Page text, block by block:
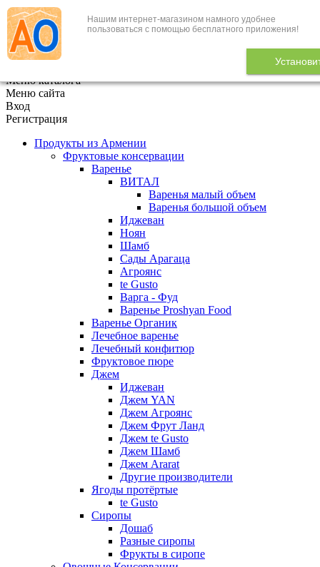
Нашим интернет-магазином намного удобнее
пользоваться с помощью бесплатного приложения!
+7 (495) 646-888-1
В корзине 0
Меню каталога
Меню сайта
Вход
Регистрация
Продукты из Армении
Фруктовые консервации
Варенье
ВИТАЛ
Варенья малый объем
Варенья большой объем
Иджеван
Ноян
Шамб
Сады Арагаца
Агроянс
te Gusto
Варга - Фуд
Варенье Proshyan Food
Варенье Органик
Лечебное варенье
Лечебный конфитюр
Фруктовое пюре
Джем
Иджеван
Джем YAN
Джем Агроянс
Джем Фрут Ланд
Джем te Gusto
Джем Шамб
Джем Ararat
Другие производители
Ягоды протёртые
te Gusto
Сиропы
Дошаб
Разные сиропы
Фрукты в сиропе